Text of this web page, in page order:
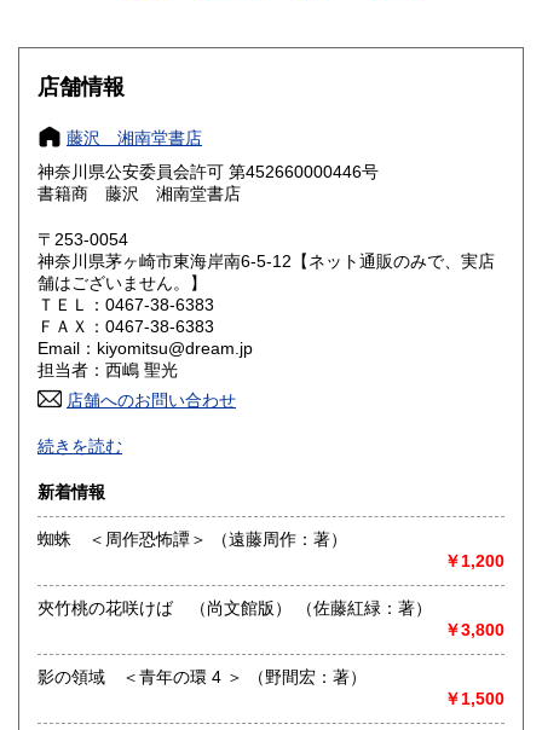
大阪府
奈良県
鳥取県 185円 島根県
岡山県
山口県
香川県 185円
高知県 185円
佐賀県
熊本県
宮崎県 185円 鹿児島県
185円
店舗情報
藤沢 湘南堂書店
神奈川県公安委員会許可 第452660000446号
書籍商 藤沢 湘南堂書店
〒253-0054
神奈川県茅ヶ崎市東海岸南6-5-12【ネット通販のみで、実店
舗はございません。】
ＴＥＬ：0467-38-6383
ＦＡＸ：0467-38-6383
Email：kiyomitsu@dream.jp
担当者：西嶋 聖光
店舗へのお問い合わせ
良書・古書とサブカルチャーの陰と陽。国史・軍事・宗教・
文芸・芸能・美術・工芸・趣味書より、CD・DVD・古書漫
の新旧書籍とおもちゃ混在乱舞のちらし寿司書店。江戸のト
ッピングもあります。
最寄駅：茅ヶ崎駅
営業時間：平日・祝日:9:00～15:00 土日:休日【※7月23日
(木)は臨時休業日とさせて頂きます。 ご不便をお掛けいたし
まして誠に申し訳ございません。】
定休日：土曜日・日曜日
書籍の買取について
続きを読む
新着情報
蜘蛛 ＜周作恐怖譚＞ （遠藤周作：著）
￥1,200
夾竹桃の花咲けば （尚文館版） （佐藤紅緑：著）
￥3,800
影の領域 ＜青年の環 4 ＞ （野間宏：著）
￥1,500